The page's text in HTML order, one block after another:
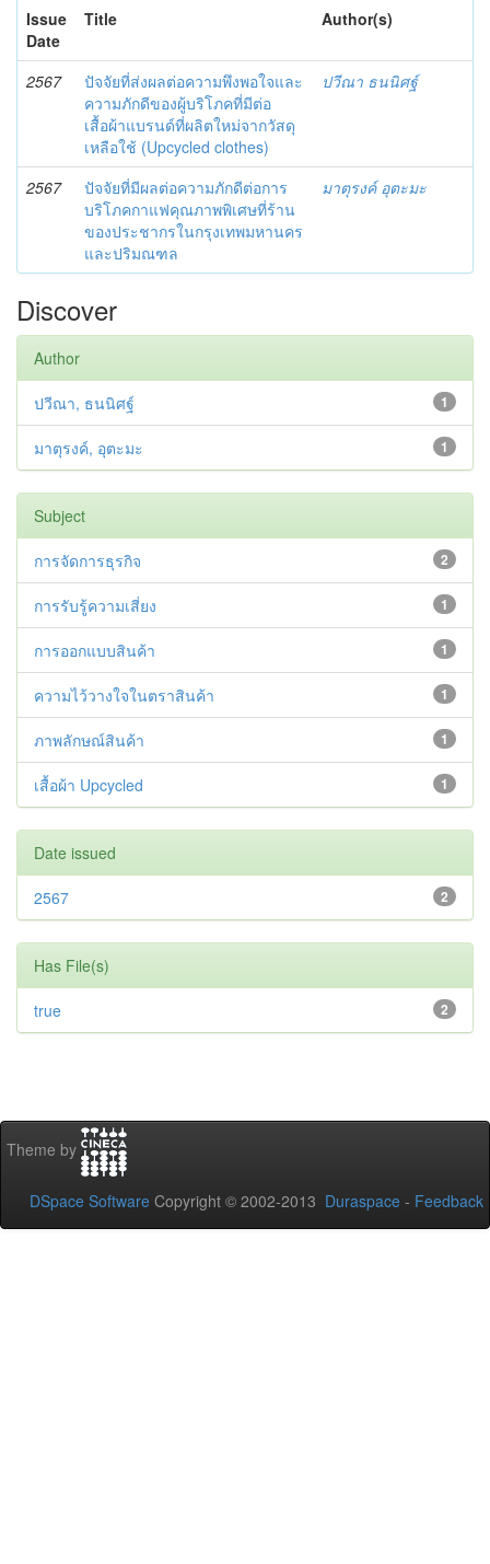
Issue
Date
Title Author(s)
2567
ปัจจัยที่ส่งผลต่อความพึงพอใจและ
ความภักดีของผู้บริโภคที่มีต่อ
เสื้อผ้าแบรนด์ที่ผลิตใหม่จากวัสดุ
เหลือใช้ (Upcycled clothes)
ปวีณา ธนนิศฐ์
2567
ปัจจัยที่มีผลต่อความภักดีต่อการ
บริโภคกาแฟคุณภาพพิเศษที่ร้าน
ของประชากรในกรุงเทพมหานคร
และปริมณฑล
มาตุรงค์ อุตะมะ
Discover
Author
1
ปวีณา, ธนนิศฐ์
1
มาตุรงค์, อุตะมะ
Subject
2
การจัดการธุรกิจ
1
การรับรู้ความเสี่ยง
1
การออกแบบสินค้า
1
ความไว้วางใจในตราสินค้า
1
ภาพลักษณ์สินค้า
1
เสื้อผ้า Upcycled
Date issued
2
2567
Has File(s)
2
true
Theme by
DSpace Software Copyright © 2002-2013 Duraspace - Feedback